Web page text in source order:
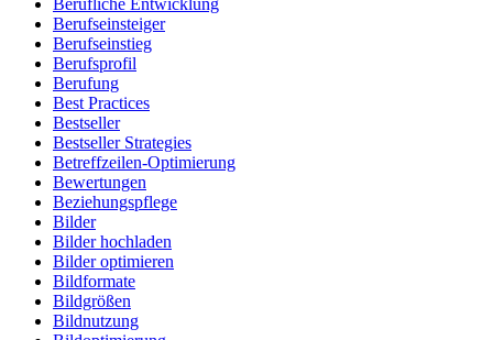
Berufliche Entwicklung
Berufseinsteiger
Berufseinstieg
Berufsprofil
Berufung
Best Practices
Bestseller
Bestseller Strategies
Betreffzeilen-Optimierung
Bewertungen
Beziehungspflege
Bilder
Bilder hochladen
Bilder optimieren
Bildformate
Bildgrößen
Bildnutzung